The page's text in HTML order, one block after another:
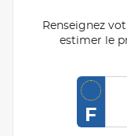
Renseignez
estimer le
F